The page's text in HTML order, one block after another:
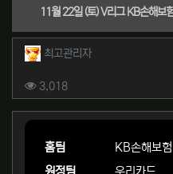
작성자 정보
최고관리자작성
컨텐츠 정보
3,018조회
본문
홈팀
KB손해보험
원정팀
우리카드